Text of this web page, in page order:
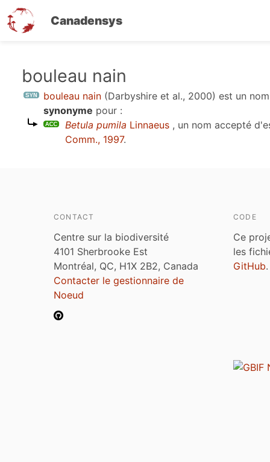
Canadensys
contenu
bouleau nain
bouleau nain (Darbyshire et al., 2000) est un
synonyme pour :
Betula pumila Linnaeus , un nom accepté
Comm., 1997.
CONTACT
Centre sur la biodiversité
4101 Sherbrooke Est
Montréal, QC, H1X 2B2, Canada
Contacter le gestionnaire de
Noeud
CODE
Ce
les
GitHub.